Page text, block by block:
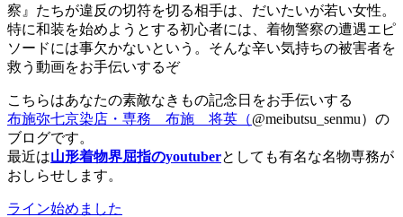
察』たちが違反の切符を切る相手は、だいたいが若い女性。
特に和装を始めようとする初心者には、着物警察の遭遇エピ
ソードには事欠かないという。そんな辛い気持ちの被害者を
救う動画をお手伝いするぞ
こちらはあなたの素敵なきもの記念日をお手伝いする
布施弥七京染店・専務 布施 将英（@meibutsu_senmu）の
ブログです。
最近は山形着物界屈指のyoutuberとしても有名な名物専務が
おしらせします。
ライン始めました